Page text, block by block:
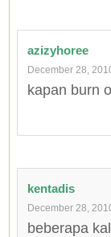
azizyhoree
December 28,
kapan burn
kentadis
December 28,
beberapa